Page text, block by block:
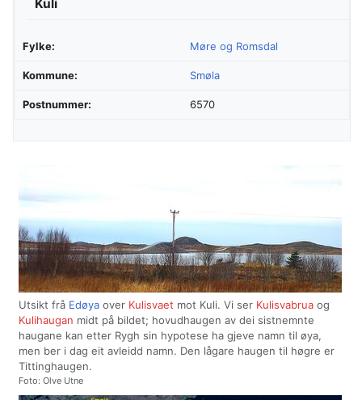
Kuli
Fylke: Møre og Romsdal
Kommune: Smøla
Postnummer: 6570
Utsikt frå Edøya over Kulisvaet mot Kuli. Vi ser Kulisvabrua og
Kulihaugan midt på bildet; hovudhaugen av dei sistnemnte
haugane kan etter Rygh sin hypotese ha gjeve namn til øya,
men ber i dag eit avleidd namn. Den lågare haugen til høgre er
Tittinghaugen.
Foto: Olve Utne